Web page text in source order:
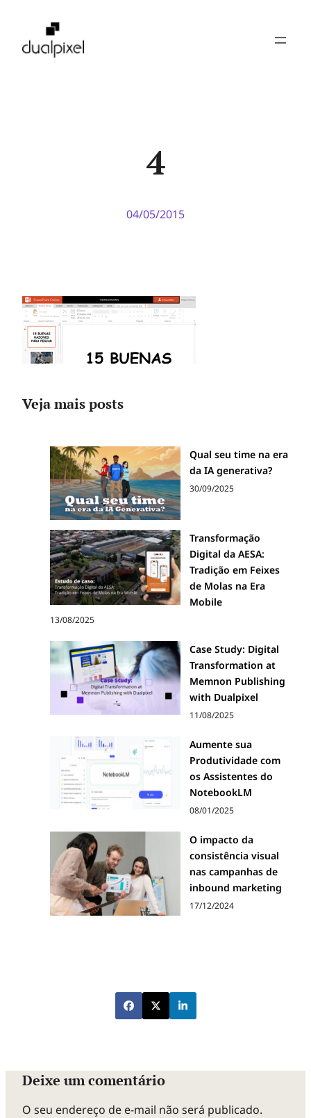
4
04/05/2015
Veja mais posts
Qual seu time na era
da IA generativa?
30/09/2025
Transformação
Digital da AESA:
Tradição em Feixes
de Molas na Era
Mobile
13/08/2025
Case Study: Digital
Transformation at
Memnon Publishing
with Dualpixel
11/08/2025
Aumente sua
Produtividade com
os Assistentes do
NotebookLM
08/01/2025
O impacto da
consistência visual
nas campanhas de
inbound marketing
17/12/2024
Deixe um comentário
O seu endereço de e-mail não será publicado.